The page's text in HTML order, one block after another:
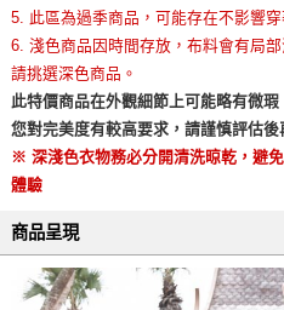
5. 此區為過季商品，可能存在不影響
6. 淺色商品因時間存放，布料會有局
請挑選深色商品。
此特價商品在外觀細節上可能略有微
您對完美度有較高要求，請謹慎評估後
※ 深淺色衣物務必分開清洗晾乾，避
體驗
商品呈現